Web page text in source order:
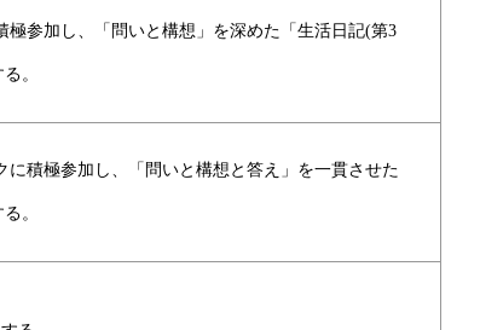
極参加し、「問いと構想」を深めた「生活日記(第3
。
に積極参加し、「問いと構想と答え」を一貫させた
。